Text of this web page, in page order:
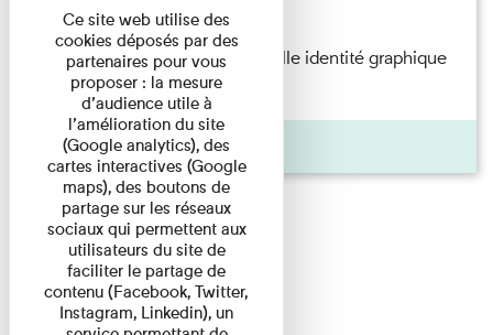
16/11/2021
Un nouveau musée, une nouvelle identité graphique
En prenant comme point ...
Actualité
Ce site web utilise des
cookies déposés par des
partenaires pour vous
proposer : la mesure
d’audience utile à
l’amélioration du site
(Google analytics), des
cartes interactives (Google
maps), des boutons de
partage sur les réseaux
sociaux qui permettent aux
utilisateurs du site de
faciliter le partage de
contenu (Facebook, Twitter,
Instagram, Linkedin), un